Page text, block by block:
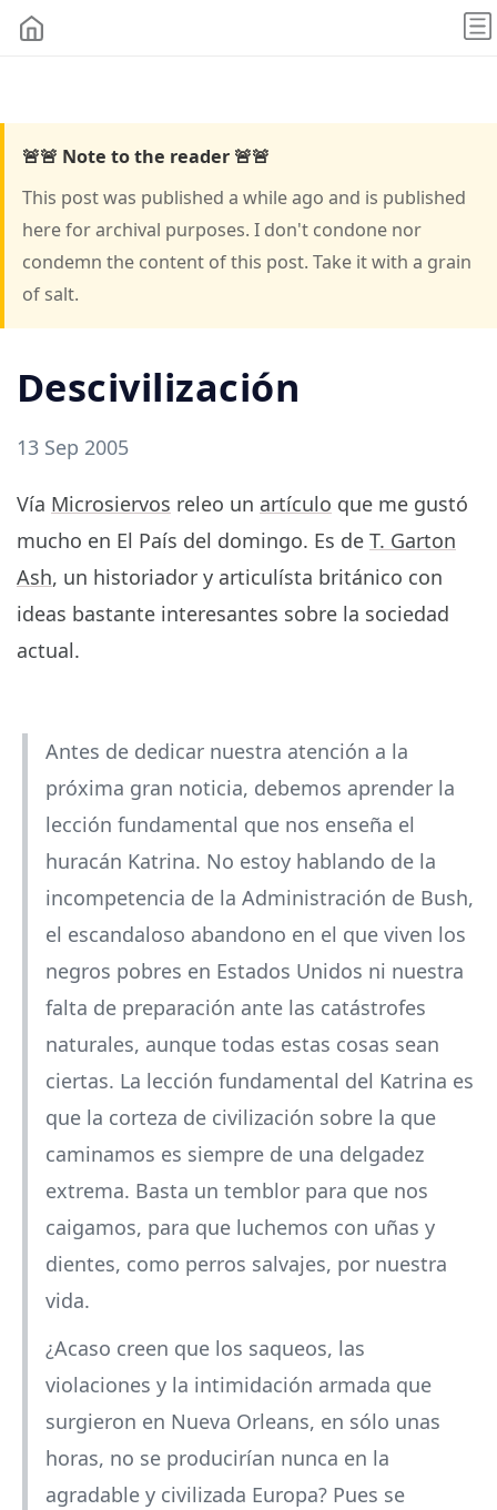
🚨🚨 Note to the reader 🚨🚨
This post was published a while ago and is published
here for archival purposes. I don't condone nor
condemn the content of this post. Take it with a grain
of salt.
Descivilización
13 Sep 2005
Vía Microsiervos releo un artículo que me gustó
mucho en El País del domingo. Es de T. Garton
Ash, un historiador y articulísta británico con
ideas bastante interesantes sobre la sociedad
actual.
Antes de dedicar nuestra atención a la
próxima gran noticia, debemos aprender la
lección fundamental que nos enseña el
huracán Katrina. No estoy hablando de la
incompetencia de la Administración de Bush,
el escandaloso abandono en el que viven los
negros pobres en Estados Unidos ni nuestra
falta de preparación ante las catástrofes
naturales, aunque todas estas cosas sean
ciertas. La lección fundamental del Katrina es
que la corteza de civilización sobre la que
caminamos es siempre de una delgadez
extrema. Basta un temblor para que nos
caigamos, para que luchemos con uñas y
dientes, como perros salvajes, por nuestra
vida.
¿Acaso creen que los saqueos, las
violaciones y la intimidación armada que
surgieron en Nueva Orleans, en sólo unas
horas, no se producirían nunca en la
agradable y civilizada Europa? Pues se